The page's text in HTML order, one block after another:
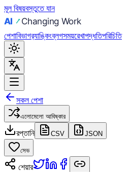
মূল বিষয়বস্তুতে যান
পেশাবিভাগর‍্যাঙ্কিংব্লগসময়রেখাপদ্ধতিপরিচিতি
সকল পেশা
এলোমেলো আবিষ্কার
রপ্তানি CSV JSON
সেভ
শেয়ার